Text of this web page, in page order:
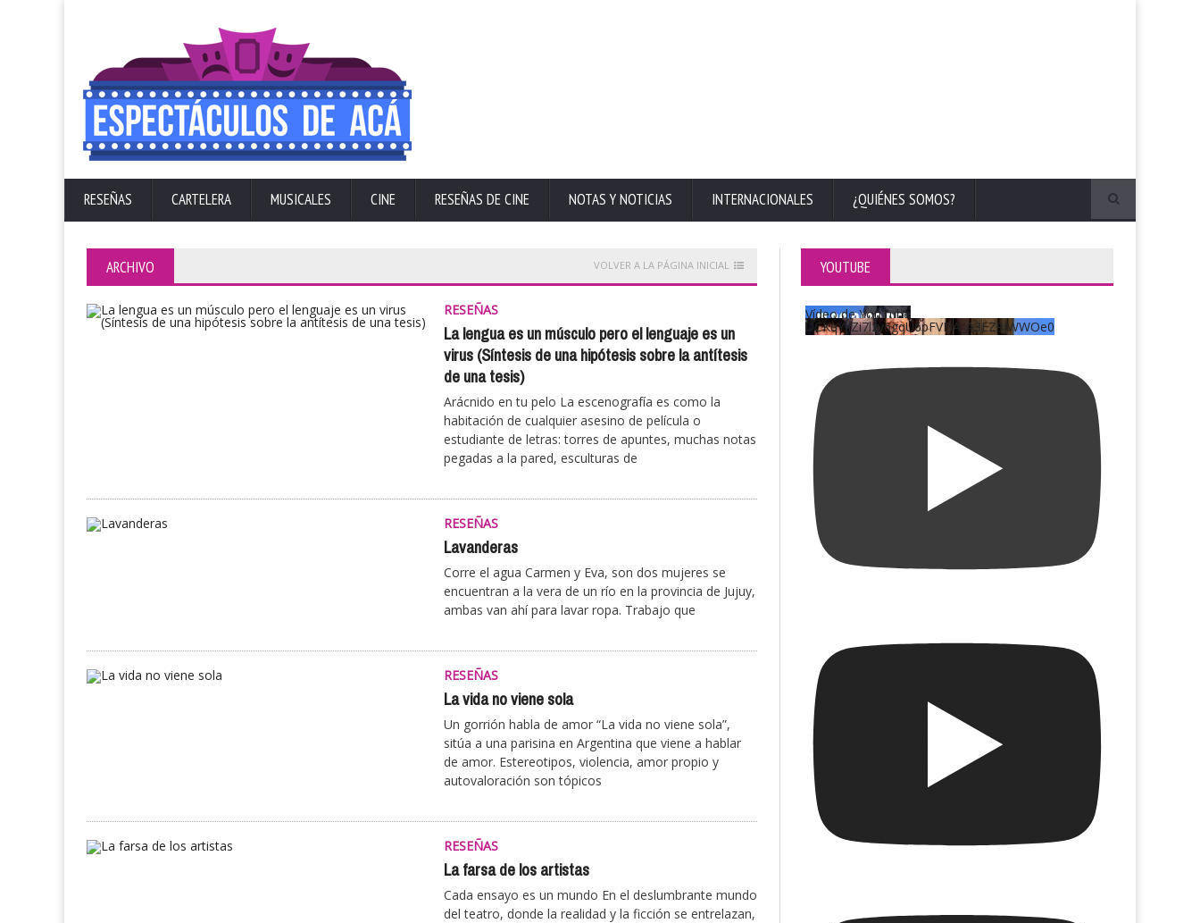
RESEÑAS CARTELERA MUSICALES CINE RESEÑAS DE CINE NOTAS Y NOTICIAS INTERNACIONALES ¿QUIÉNES SOMOS?
ARCHIVO VOLVER A LA PÁGINA INICIAL
RESEÑAS
La lengua es un músculo pero el lenguaje es un
virus (Síntesis de una hipótesis sobre la antítesis
de una tesis)
Arácnido en tu pelo La escenografía es como la
habitación de cualquier asesino de película o
estudiante de letras: torres de apuntes, muchas notas
pegadas a la pared, esculturas de
RESEÑAS
Lavanderas
Corre el agua Carmen y Eva, son dos mujeres se
encuentran a la vera de un río en la provincia de Jujuy,
ambas van ahí para lavar ropa. Trabajo que
RESEÑAS
La vida no viene sola
Un gorrión habla de amor “La vida no viene sola”,
sitúa a una parisina en Argentina que viene a hablar
de amor. Estereotipos, violencia, amor propio y
autovaloración son tópicos
RESEÑAS
La farsa de los artistas
Cada ensayo es un mundo En el deslumbrante mundo
del teatro, donde la realidad y la ficción se entrelazan,
YOUTUBE
Vídeo de YouTube
UCKqYjiZi7lzy6gqU6pFVFiA_A3EZ9JWWOe0